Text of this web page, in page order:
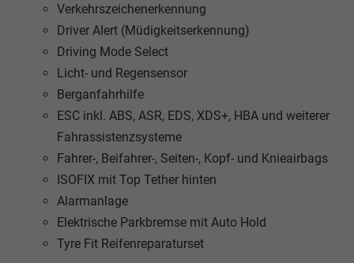
Verkehrszeichenerkennung
Driver Alert (Müdigkeitserkennung)
Driving Mode Select
Licht- und Regensensor
Berganfahrhilfe
ESC inkl. ABS, ASR, EDS, XDS+, HBA und weiterer
Fahrassistenzsysteme
Fahrer-, Beifahrer-, Seiten-, Kopf- und Knieairbags
ISOFIX mit Top Tether hinten
Alarmanlage
Elektrische Parkbremse mit Auto Hold
Tyre Fit Reifenreparaturset